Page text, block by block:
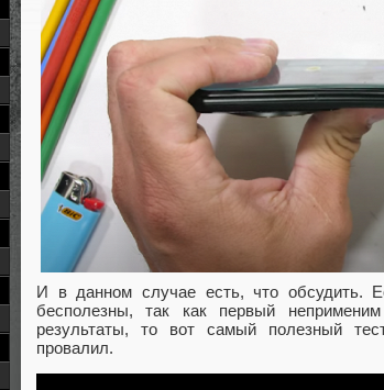
И в данном случае есть, что обсудить.
бесполезны, так как первый
результаты, то вот самый полезный
провалил.